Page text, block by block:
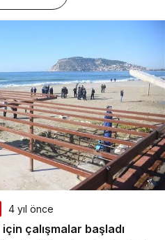
4 yıl önce
çalışmalar başladı